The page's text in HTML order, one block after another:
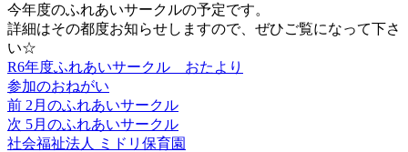
今年度のふれあいサークルの予定です。
詳細はその都度お知らせしますので、ぜひご覧になって下さ
い☆
R6年度ふれあいサークル おたより
参加のおねがい
投
稿
前 前
の
投
2月のふれあいサークル
次 次
の
5月のふれあいサークル
社会福祉法人
ミドリ保育園